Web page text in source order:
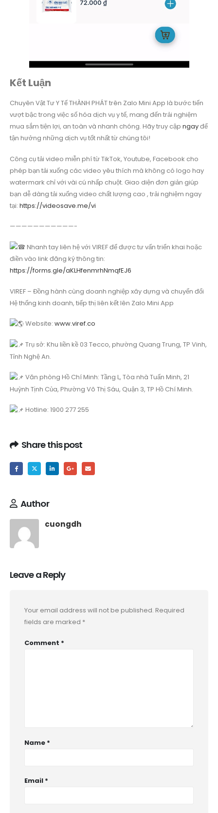
Kết Luận
Chuyên Vật Tư Y Tế THÀNH PHÁT trên Zalo Mini App là bước tiến
vượt bậc trong việc số hóa dịch vụ y tế, mang đến trải nghiệm
mua sắm tiện lợi, an toàn và nhanh chóng. Hãy truy cập ngayđể
tận hưởng những dịch vụ tốt nhất từ chúng tôi!
Công cụ tải video miễn phí từ TikTok, Youtube, Facebook cho
phép bạn tải xuống các video yêu thích mà không có logo hay
watermark chỉ với vài cú nhấp chuột. Giao diện đơn giản giúp
bạn dễ dàng tải xuống video chất lượng cao , trải nghiệm ngay
tại: https://videosave.me/vi
———————————-
Nhanh tay liên hệ với VIREF để được tư vấn triển khai hoặc
điền vào link đăng ký thông tin:
https://forms.gle/aKLHfenmrhNmqfEJ6
VIREF – Đồng hành cùng doanh nghiệp xây dựng và chuyển đổi
Hệ thống kinh doanh, tiếp thị liên kết lên Zalo Mini App
Website: www.viref.co
Trụ sở: Khu liền kề 03 Tecco, phường Quang Trung, TP Vinh,
Tỉnh Nghệ An.
Văn phòng Hồ Chí Minh: Tầng L, Tòa nhà Tuấn Minh, 21
Huỳnh Tịnh Của, Phường Võ Thị Sáu, Quận 3, TP Hồ Chí Minh.
Hotline: 1900 277 255
Share this post
Author
cuongdh
Leave a Reply
Your email address will not be published. Required
fields are marked *
Comment *
Name *
Email *